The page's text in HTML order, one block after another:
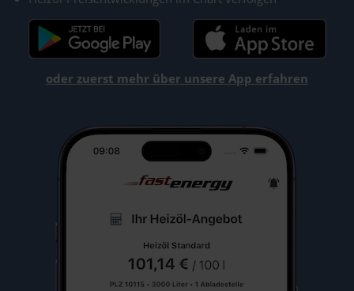
oder zuerst mehr über unsere App erfahren